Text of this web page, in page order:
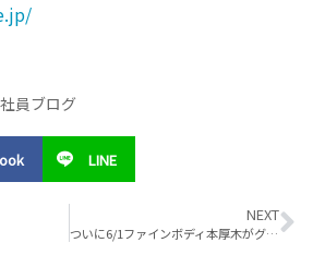
社員ブログ
LINE
NEXT
ついに6/1ファインボディ本厚木がグランドオープンしました！